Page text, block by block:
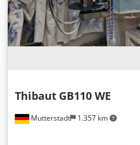
Mutterstadt 1.357 km
Thibaut GB110 WE